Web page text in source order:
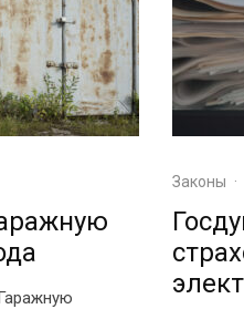
Законы ·